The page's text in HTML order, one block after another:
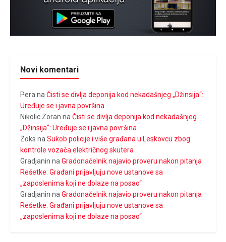
Novi komentari
PeranaČisti se divlja deponija kod nekadašnjeg „Džinsija“:
Uređuje se i javna površina
Nikolic Zoran naČisti se divlja deponija kod nekadašnjeg
„Džinsija“: Uređuje se i javna površina
Zoks naSukob policije i više građana u Leskovcu zbog
kontrole vozača električnog skutera
Gradjanin naGradonačelnik najavio proveru nakon pitanja
Rešetke: Građani prijavljuju nove ustanove sa
„zaposlenima koji ne dolaze na posao“
Gradjanin naGradonačelnik najavio proveru nakon pitanja
Rešetke: Građani prijavljuju nove ustanove sa
„zaposlenima koji ne dolaze na posao“